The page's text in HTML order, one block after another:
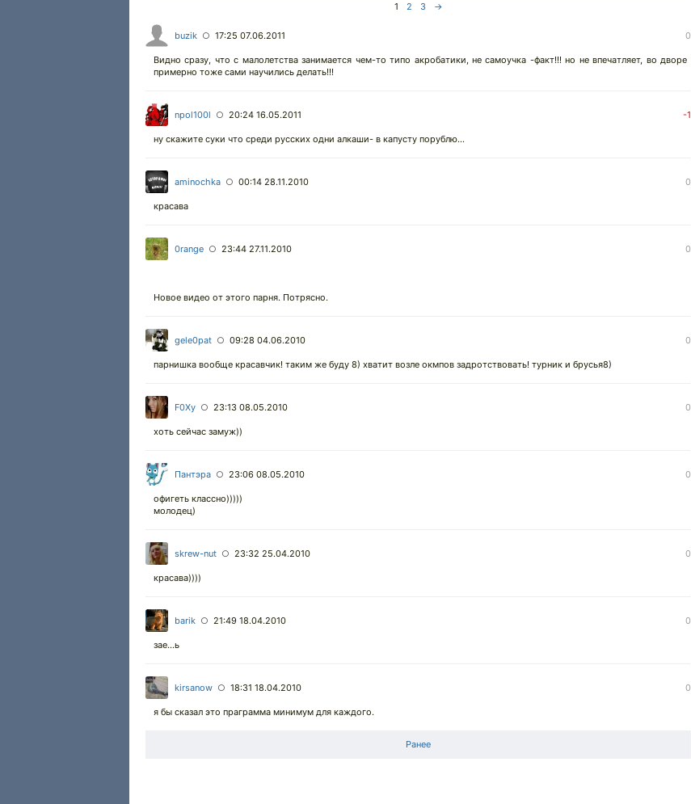
1 2 3 →
buzik ○ 17:25 07.06.2011 0
Видно сразу, что с малолетства занимается чем-то типо акробатики, не самоучка -факт!!! но не впечатляет, во дворе
примерно тоже сами научились делать!!!
npol100l ○ 20:24 16.05.2011 -1
ну скажите суки что среди русских одни алкаши- в капусту порублю...
aminochka ○ 00:14 28.11.2010 0
красава
0range ○ 23:44 27.11.2010 0
Новое видео от этого парня. Потрясно.
gele0pat ○ 09:28 04.06.2010 0
парнишка вообще красавчик! таким же буду 8) хватит возле окмпов задротствовать! турник и брусья8)
F0Xy ○ 23:13 08.05.2010 0
хоть сейчас замуж))
Пантэра ○ 23:06 08.05.2010 0
офигеть классно)))))
молодец)
skrew-nut ○ 23:32 25.04.2010 0
красава))))
barik ○ 21:49 18.04.2010 0
зае...ь
kirsanow ○ 18:31 18.04.2010 0
я бы сказал это праграмма минимум для каждого.
Ранее